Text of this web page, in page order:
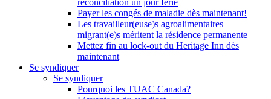
réconciliation un jour férié
Payer les congés de maladie dès maintenant!
Les travailleur(euse)s agroalimentaires
migrant(e)s méritent la résidence permanente
Mettez fin au lock-out du Heritage Inn dès
maintenant
Se syndiquer
Se syndiquer
Pourquoi les TUAC Canada?